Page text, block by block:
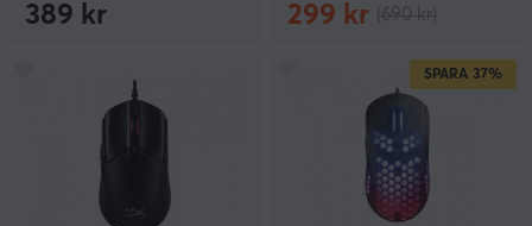
389 kr 299 kr
SPARA 37%